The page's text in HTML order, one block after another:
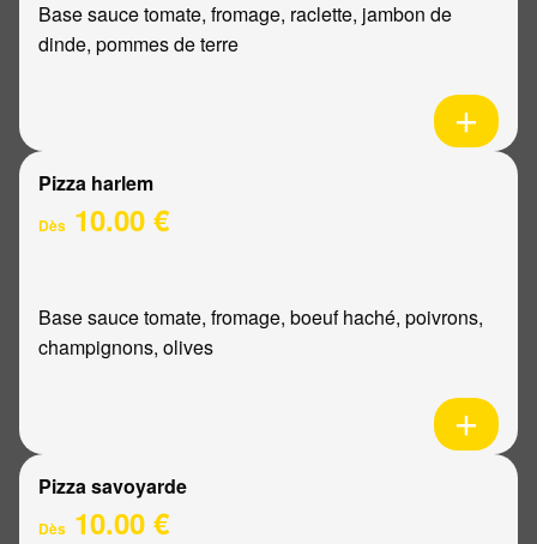
Base sauce tomate, fromage, raclette, jambon de
dinde, pommes de terre
Pizza harlem
Dès 10.00 €
Base sauce tomate, fromage, boeuf haché, poivrons,
champignons, olives
Pizza savoyarde
Dès 10.00 €